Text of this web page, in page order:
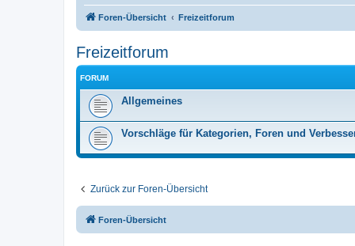
Foren-Übersicht Freizeitforum
Freizeitforum
FORUM
Allgemeines
Vorschläge für Kategorien, Foren und
Zurück zur Foren-Übersicht
Foren-Übersicht